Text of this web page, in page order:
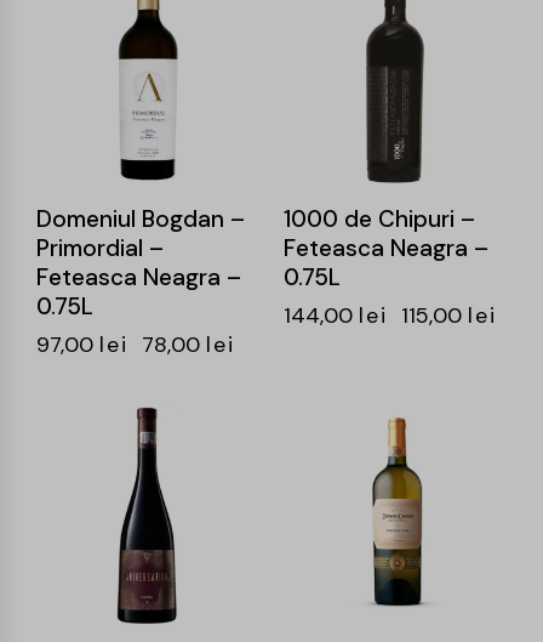
Domeniul Bogdan –
Primordial –
Feteasca Neagra –
0.75L
97,00 lei 78,00 lei
1000 de Chipuri –
Feteasca Neagra –
0.75L
144,00 lei 115,00 lei